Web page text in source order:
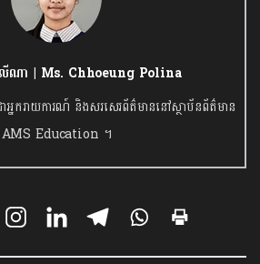
ណា | Ms. Chhoeung Polina
នករាយការណ៍ និងសរសេរព័ត៌មាននៅស្ថាប័នព័ត៌មាន
AMS Education ។